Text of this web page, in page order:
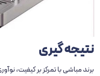
نتیجه ‌گیری
برند مباشیبا تمرکز بر کیفیت،